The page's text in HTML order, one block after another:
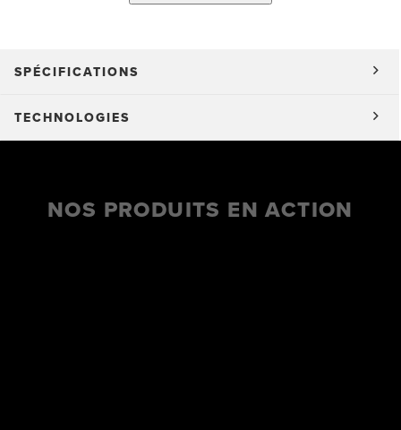
SPÉCIFICATIONS
TECHNOLOGIES
NOS PRODUITS EN ACTION